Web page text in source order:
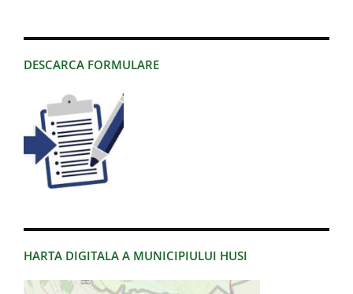
DESCARCA FORMULARE
HARTA DIGITALA A MUNICIPIULUI HUSI